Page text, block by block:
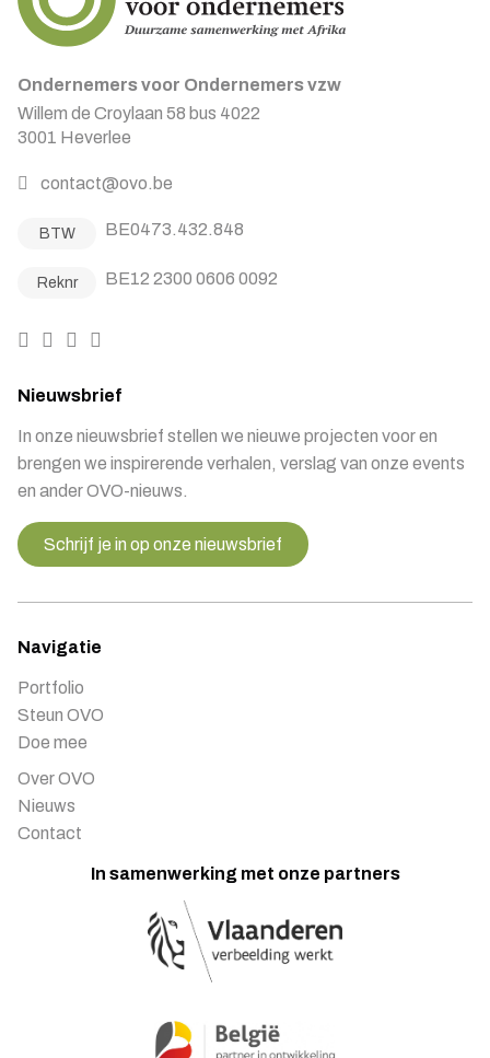
Ondernemers voor Ondernemers vzw
Willem de Croylaan 58 bus 4022
3001 Heverlee
contact@ovo.be
BTW BE0473.432.848
Reknr BE12 2300 0606 0092
Nieuwsbrief
In onze nieuwsbrief stellen we nieuwe projecten voor en
brengen we inspirerende verhalen, verslag van onze events
en ander OVO-nieuws.
Schrijf je in op onze nieuwsbrief
Navigatie
Portfolio
Steun OVO
Doe mee
Over OVO
Nieuws
Contact
In samenwerking met onze partners